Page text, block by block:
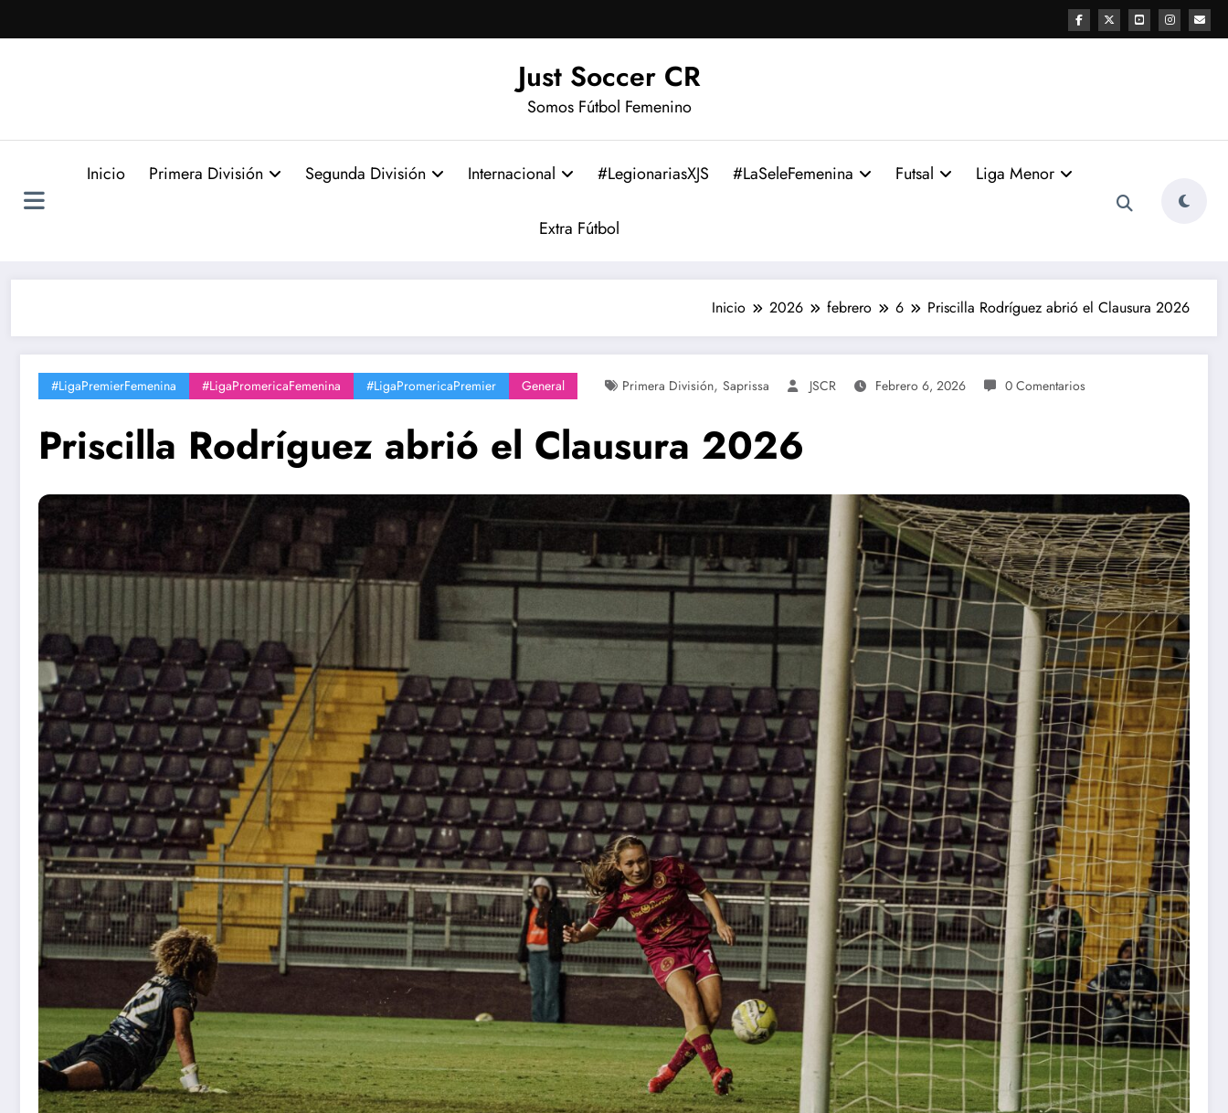
al
Just Soccer CR
Somos Fútbol Femenino
Inicio Primera División Segunda División Internacional #LegionariasXJS #LaSeleFemenina Futsal Liga Menor
Extra Fútbol
Inicio 2026 febrero 6 Priscilla Rodríguez abrió el Clausura 2026
#LigaPremierFemenina #LigaPromericaFemenina #LigaPromericaPremier General Primera División, Saprissa JSCR Febrero 6, 2026 0 Comentarios
Priscilla Rodríguez abrió el Clausura 2026